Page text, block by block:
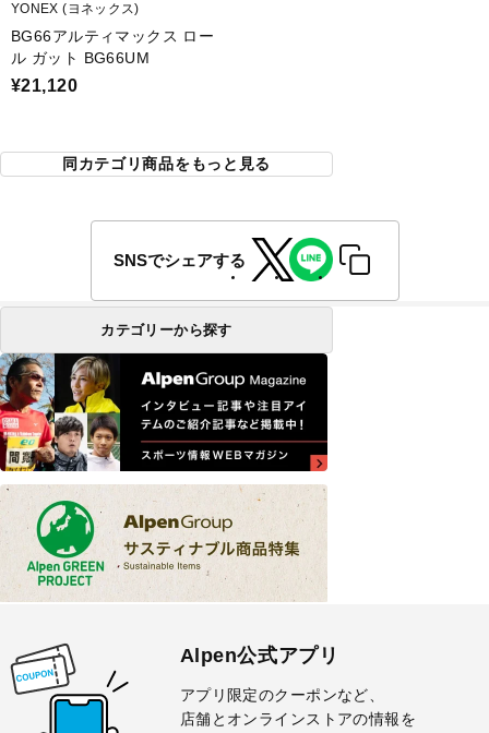
YONEX (ヨネックス)
BG66アルティマックス ロー
ル ガット BG66UM
¥21,120
同カテゴリ商品をもっと見る
SNSでシェアする
カテゴリーから探す
Alpen公式アプリ
アプリ限定のクーポンなど、
店舗とオンラインストアの情報を